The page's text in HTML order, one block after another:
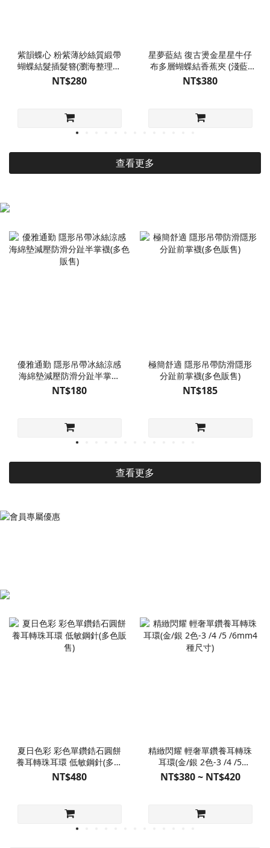
紫韻蝶心 粉紫薄紗絲質緞帶
蝴蝶結髮插髮簪(瀏海整理固
定器)(多色販售)
NT$280
星夢藍結 復古燙金星星牛仔
布多層蝴蝶結香蕉夾 (淺藍/
深藍 2色可選)
NT$380
查看更多
優雅通勤 隱形吊帶冰絲涼感
海綿墊減壓防滑分趾半掌襪
(多色販售)
NT$180
極簡舒適 隱形吊帶防滑隱形
分趾前掌襪(多色販售)
NT$185
查看更多
夏日色彩 彩色單鑽鋯石圓餅
養耳轉珠耳環 低敏鋼針(多色
販售)
NT$480
精緻閃耀 輕奢單鑽養耳轉珠
耳環(金/銀 2色-3 /4 /5
/6mm4種尺寸)
NT$380 ~ NT$420